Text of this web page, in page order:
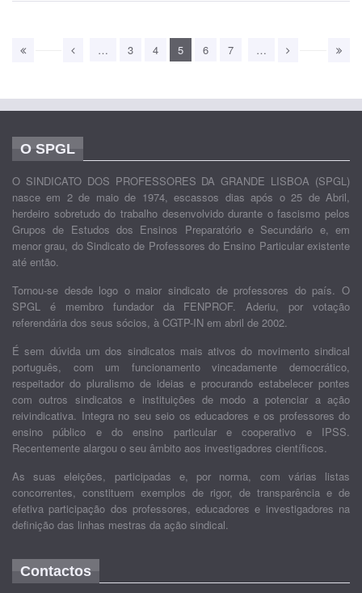
… 3 4 5 6 7 …
O SPGL
O SINDICATO DOS PROFESSORES DA GRANDE LISBOA (SPGL)
nasce em 2 de maio de 1974, escassos dias após o 25 de Abril,
herdeiro sobretudo do trabalho desenvolvido durante o fascismo pelos
Grupos de Estudos dos Ensinos Preparatório e Secundário e, em
menor grau, do Sindicato de Professores do Ensino Particular existente
até então.
Tornou-se desde logo o maior sindicato de professores do país. O
SPGL é membro fundador da FENPROF. Aderiu, por votação
referendária dos seus sócios, à CGTP-IN em abril de 2002.
É sem dúvida um dos sindicatos mais ativos do movimento sindical
português, com um funcionamento vincadamente democrático,
respeitador do pluralismo de ideias e procurando estabelecer pontes
com outros sindicatos e instituições de modo a potenciar a ação
reivindicativa. Integra no seu seio os educadores e os professores do
ensino público e do ensino particular e cooperativo e IPSS.
Recentemente alargou o seu âmbito aos investigadores científicos.
As suas eleições, participadas e, por norma, com várias listas
concorrentes, constituem exemplos de rigor, de transparência e de
efetiva participação dos professores, educadores e investigadores na
definição das linhas mestras da ação sindical.
Contactos